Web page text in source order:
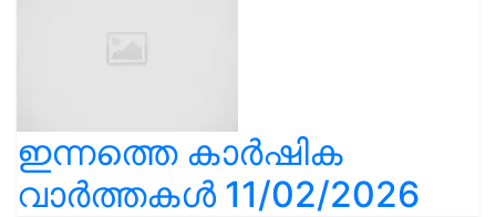
ഇന്നത്തെ കാർഷിക
വാർത്തകൾ 11/02/2026